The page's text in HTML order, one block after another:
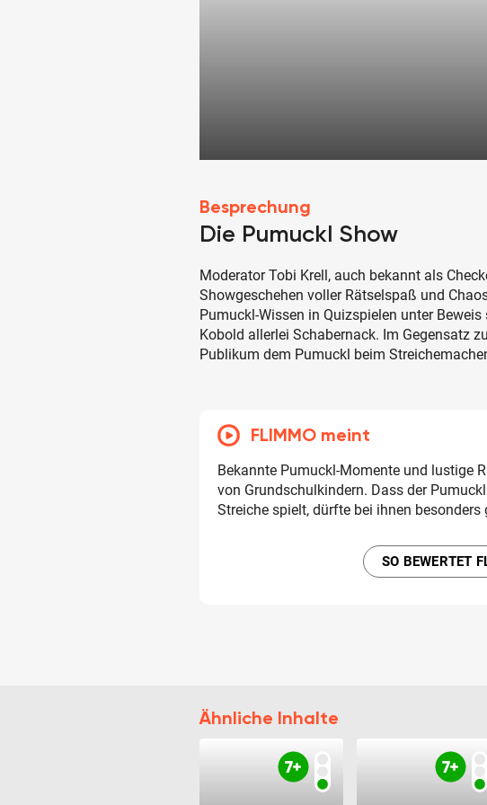
Besprechung
Die Pumuckl Show
Moderator Tobi Krell, auch bekannt als
Showgeschehen voller Rätselspaß und
Pumuckl-Wissen in Quizspielen unter
Kobold allerlei Schabernack. Im Gegensatz
Publikum dem Pumuckl beim
FLIMMO meint
Bekannte Pumuckl-Momente und lustige
von Grundschulkindern. Dass der
Streiche spielt, dürfte bei ihnen besonders
SO BEWERTET
Ähnliche Inhalte